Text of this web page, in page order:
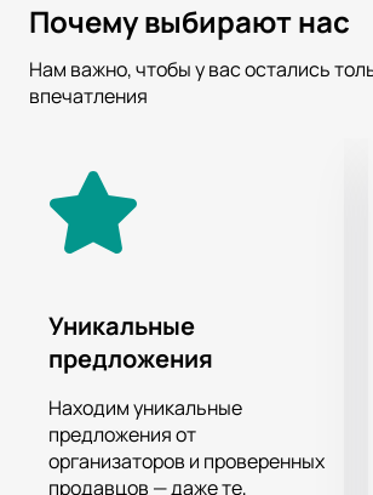
Почему выбирают нас
Нам важно, чтобы у вас остались
впечатления
Уникальные
предложения
Находим уникальные
предложения от
организаторов и проверенных
продавцов — даже те,